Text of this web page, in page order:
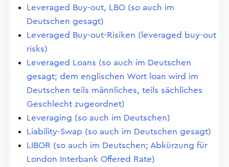
Leveraged Buy-out, LBO (so auch im
Deutschen gesagt)
Leveraged Buy-out-Risiken (leveraged buy-out
risks)
Leveraged Loans (so auch im Deutschen
gesagt; dem englischen Wort loan wird im
Deutschen teils männliches, teils sächliches
Geschlecht zugeordnet)
Leveraging (so auch im Deutschen)
Liability-Swap (so auch im Deutschen gesagt)
LIBOR (so auch im Deutschen; Abkürzung für
London Interbank Offered Rate)